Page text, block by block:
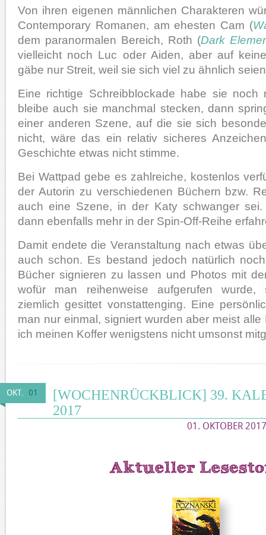
Von ihren eigenen männlichen Charakteren
Contemporary Romanen, am ehesten Cam (
dem paranormalen Bereich, Roth (Dark
vielleicht noch Luc oder Aiden, aber auf
gäbe nur Streit, weil sie sich viel zu ähnlich
Eine richtige Schreibblockade habe sie noch
bleibe auch sie manchmal stecken, dann
einer anderen Szene, auf die sie sich
nicht, wäre das ein relativ sicheres
Geschichte etwas nicht stimme.
Bei Wattpad gebe es zahlreiche, kostenlos
der Autorin zu verschiedenen Büchern bzw.
auch eine Szene, in der Katy schwanger
dann ebenfalls mehr in der Spin-Off-Reihe
Damit endete die Veranstaltung nach etwas
auch schon. Es bestand jedoch natürlich
Bücher signieren zu lassen und Photos mit
wofür man reihenweise aufgerufen
ziemlich gesittet vonstattenging. Eine
man nur einmal, signiert wurden aber meist
ich meinen Koffer wenigstens nicht umsonst
OKT. 01
[WOCHENRÜCKBLICK] 39.
2017
01. OKTOBER